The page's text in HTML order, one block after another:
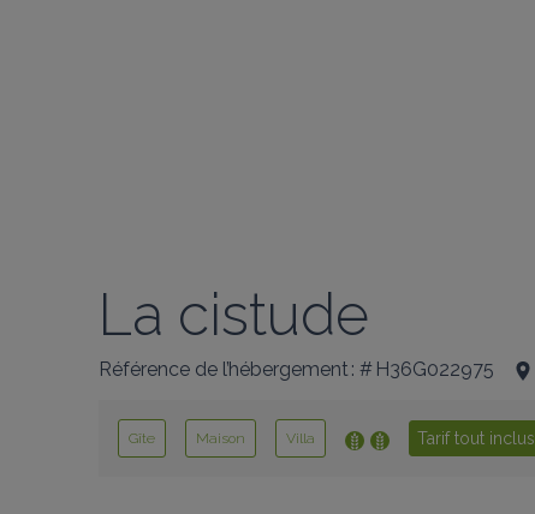
La cistude
Référence de l’hébergement : # H36G022975
Gîte Maison Villa Tarif tout inclus